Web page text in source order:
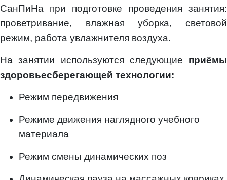
СанПиНа при подготовке проведения занятия:
проветривание, влажная уборка, световой
режим, работа увлажнителя воздуха.
На занятии используются следующие приёмы
здоровьесберегающей технологии:
Режим передвижения
Режиме движения наглядного учебного
материала
Режим смены динамических поз